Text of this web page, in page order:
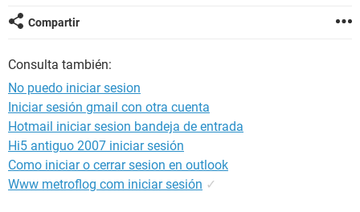
Compartir
Consulta también:
No puedo iniciar sesion
Iniciar sesión gmail con otra cuenta
Hotmail iniciar sesion bandeja de entrada
Hi5 antiguo 2007 iniciar sesión
Como iniciar o cerrar sesion en outlook
Www metroflog com iniciar sesión ✓